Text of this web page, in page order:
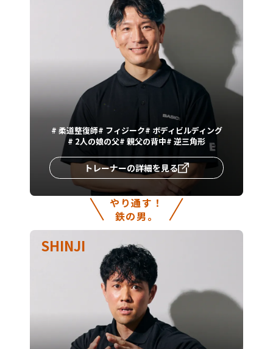
# 柔道整復師# フィジーク# ボディビルディング
# 2人の娘の父# 親父の背中# 逆三角形
トレーナーの詳細を見る
やり通す！
鉄の男。
SHINJI